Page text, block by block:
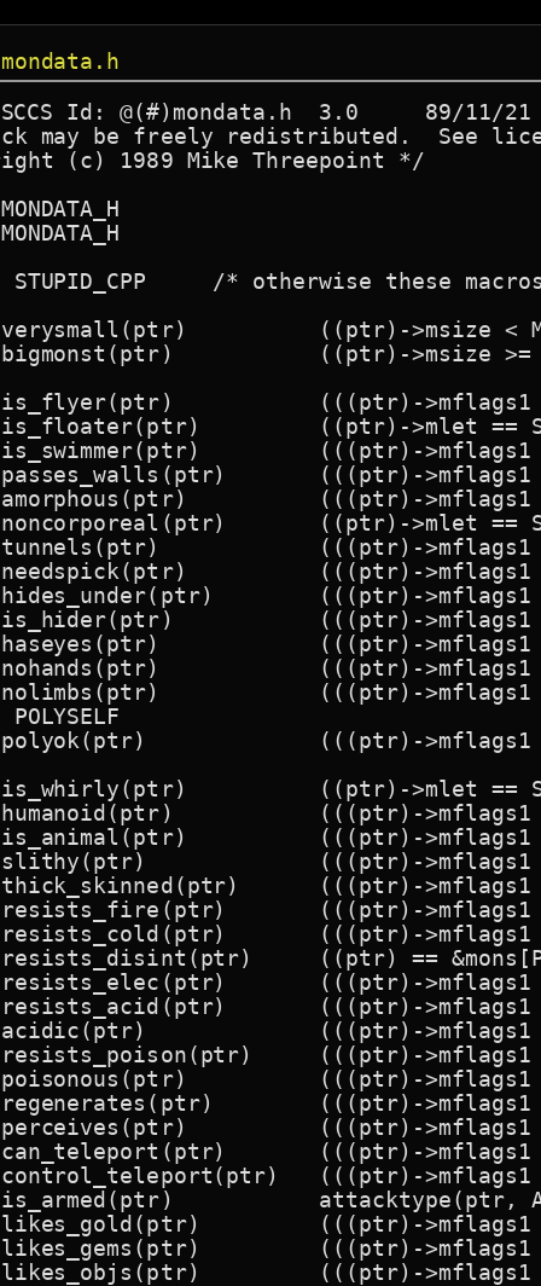
may be freely redistributed.  See
(c) 1989 Mike Threepoint */
these macros are functions in mondata.c */
((ptr)->msize < MZ_SMALL)
((ptr)->msize >= MZ_LARGE)
>mflags1 & M1_FLY) != 0L)
((ptr)->mlet == S_EYE)
(((ptr)->mflags1 & M1_SWIM) != 0L)
(((ptr)->mflags1 & M1_WALLWALK) != 0L)
>mflags1 & M1_AMORPHOUS) != 0L)
((ptr)->mlet == S_GHOST)
>mflags1 & M1_TUNNEL) != 0L)
>mflags1 & M1_NEEDPICK) != 0L)
(((ptr)->mflags1 & M1_CONCEAL) != 0L)
>mflags1 & M1_HIDE) != 0L)
>mflags1 & M1_NOEYES) == 0L)
>mflags1 & M1_NOHANDS) != 0L)
& M1_NOLIMBS) == M1_NOLIMBS)
& M1_NOPOLY) == 0L)
S_VORTEX || (ptr) == &mons[PM_AIR_ELEMENTAL])
>mflags1 & M1_HUMANOID) != 0L)
>mflags1 & M1_ANIMAL) != 0L)
& M1_SLITHY) != 0L)
(((ptr)->mflags1 & M1_THICK_HIDE) != 0L)
(((ptr)->mflags1 & M1_FIRE_RES) != 0L)
(((ptr)->mflags1 & M1_COLD_RES) != 0L)
|| (ptr) == &mons[PM_BABY_BLACK_DRAGON])
(((ptr)->mflags1 & M1_ELEC_RES) != 0L)
(((ptr)->mflags1 & M1_ACID) != 0L)
>mflags1 & M1_ACID) != 0L)
(((ptr)->mflags1 & (M1_POIS | M1_POIS_RES)) != 0L)
(((ptr)->mflags1 & M1_POIS) != 0L)
(((ptr)->mflags1 & M1_REGEN) != 0L)
>mflags1 & M1_SEE_INVIS) != 0L)
(((ptr)->mflags1 & M1_TPORT) != 0L)
(((ptr)->mflags1 & M1_TPORT_CONTROL) != 0L)
attacktype(ptr, AT_WEAP)
(((ptr)->mflags1 & M1_GREEDY) != 0L)
(((ptr)->mflags1 & M1_JEWELS) != 0L)
>mflags1 & M1_COLLECT) != 0L || \